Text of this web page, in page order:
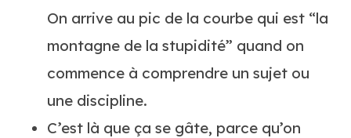
On arrive au pic de la courbe qui est “la
montagne de la stupidité” quand on
commence à comprendre un sujet ou
une discipline.
C’est là que ça se gâte, parce qu’on